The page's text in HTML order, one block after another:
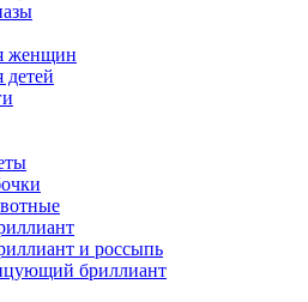
женщин
детей
и россыпь
бриллиант